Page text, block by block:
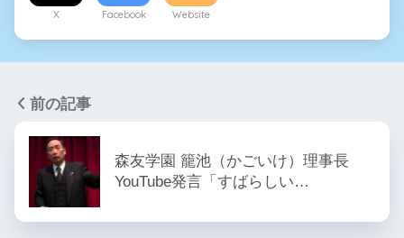
X Facebook Website
前の記事
森友学園 籠池（かごいけ）理事長
YouTube発言「すばらしい…